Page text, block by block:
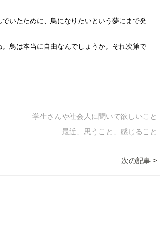
いたために、鳥になりたいという夢にまで発
鳥は本当に自由なんでしょうか。それ次第で
学生さんや社会人に聞いて欲しいこと
最近、思うこと、感じること
次の記事 >